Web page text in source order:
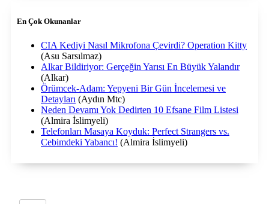
En Çok Okunanlar
CIA Kediyi Nasıl Mikrofona Çevirdi? Operation Kitty
(Asu Sarsılmaz)
Alkar Bildiriyor: Gerçeğin Yarısı En Büyük Yalandır
(Alkar)
Örümcek-Adam: Yepyeni Bir Gün İncelemesi ve
Detayları (Aydın Mtc)
Neden Devamı Yok Dedirten 10 Efsane Film Listesi
(Almira İslimyeli)
Telefonları Masaya Koyduk: Perfect Strangers vs.
Cebimdeki Yabancı! (Almira İslimyeli)